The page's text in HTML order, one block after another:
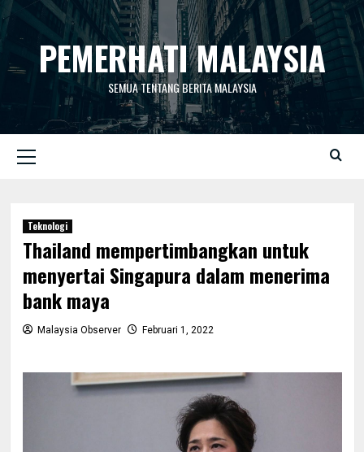
Skip
contentPEMERHATI MALAYSIA
SEMUA TENTANG BERITA MALAYSIA
Menu
Teknologi
Thailand mempertimbangkan untuk
menyertai Singapura dalam menerima
bank maya
Malaysia Observer Februari 1, 2022